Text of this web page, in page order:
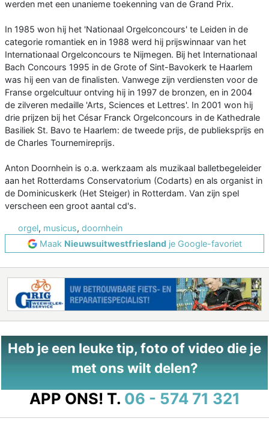
werden met een unanieme toekenning van de Grand Prix.
In 1985 won hij het 'Nationaal Orgelconcours' te Leiden in de
categorie romantiek en in 1988 werd hij prijswinnaar van het
Internationaal Orgelconcours te Nijmegen. Bij het Internationaal
Bach Concours 1995 in de Grote of Sint-Bavokerk te Haarlem
was hij een van de finalisten. Vanwege zijn verdiensten voor de
Franse orgelcultuur ontving hij in 1997 de bronzen, en in 2004
de zilveren medaille 'Arts, Sciences et Lettres'. In 2001 won hij
drie prijzen bij het César Franck Orgelconcours in de Kathedrale
Basiliek St. Bavo te Haarlem: de tweede prijs, de publieksprijs en
de Charles Tournemireprijs.
Anton Doornhein is o.a. werkzaam als muzikaal balletbegeleider
aan het Rotterdams Conservatorium (Codarts) en als organist in
de Dominicuskerk (Het Steiger) in Rotterdam. Van zijn spel
verscheen een groot aantal cd's.
orgel, musicus, doornhein
Maak Nieuwsuitwestfrieslandje Google-favoriet
Heb je een leuke tip, foto of video die je
met ons wilt delen?
APP ONS! T. 06 - 574 71 321